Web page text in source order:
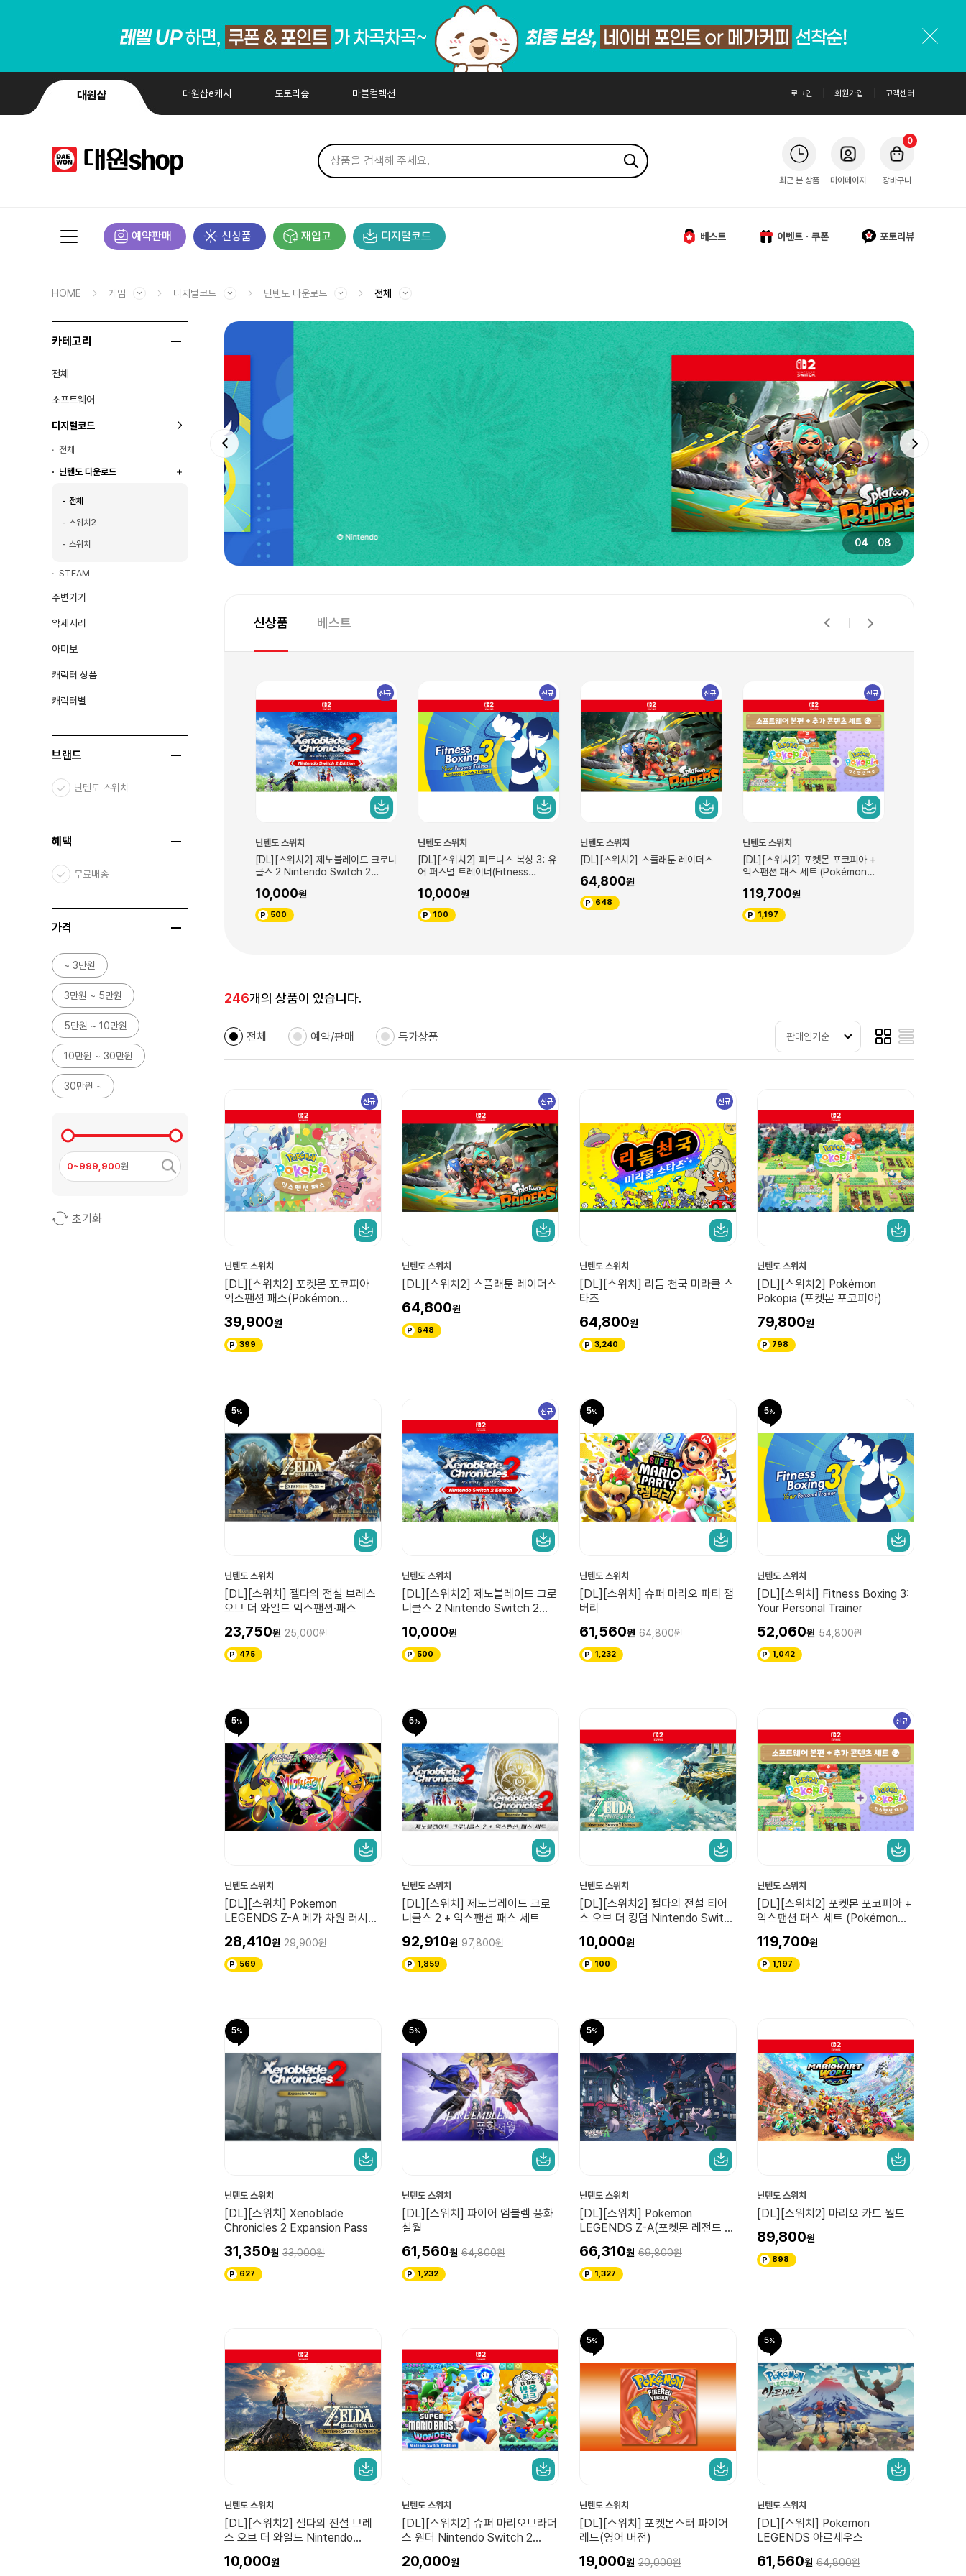
대원샵 대원샵e캐시 도토리숲 마블컬렉션 로그인 회원가입 고객센터
최근 본 상품 마이페이지 장바구니
0
예약판매 신상품 재입고 디지털코드 베스트 이벤트ㆍ쿠폰 포토리뷰
HOME 게임 디지털코드 닌텐도 다운로드 전체
카테고리
전체
소프트웨어
디지털코드
전체
닌텐도 다운로드
전체
스위치2
스위치
STEAM
주변기기
악세서리
아미보
캐릭터 상품
캐릭터별
브랜드
닌텐도 스위치
혜택
무료배송
가격
~ 3만원
3만원 ~ 5만원
5만원 ~ 10만원
10만원 ~ 30만원
30만원 ~
0~999,900원
초기화
Nintendo Switch 2
스플래툰 레이더스
「스플래툰」 시리즈 최초의
스핀오프 타이틀 등장!
04 08
신상품 베스트
가 차원 러시
LEGENDS Z-A Nintendo
닌텐도 스위치
[DL][스위치2] 제노블레이드 크로니
클스 2 Nintendo Switch 2
10,000
500
신규
닌텐도 스위치
[DL][스위치2] 피트니스 복싱 3: 유
어 퍼스널 트레이너(Fitness
Trainer) – Nintendo Switch 2
Edition 업그레이드 패스
10,000
100
신규
닌텐도 스위치
[DL][스위치2] 스플래툰 레이더스
64,800
648
신규
닌텐도 스위치
[DL][스위치2] 포켓몬 포코피아 +
익스팬션 패스 세트 (Pokémon
119,700
1,197
신규
246개의 상품이 있습니다.
전체 예약/판매 특가상품 판매인기순
닌텐도 스위치
[DL][스위치2] 포켓몬 포코피아
익스팬션 패스(Pokémon
39,900
399
신규
닌텐도 스위치
[DL][스위치2] 스플래툰 레이더스
64,800
648
신규
닌텐도 스위치
[DL][스위치] 리듬 천국 미라클 스
타즈
64,800
3,240
신규
닌텐도 스위치
[DL][스위치2] Pokémon
Pokopia (포켓몬 포코피아)
79,800
798
5
닌텐도 스위치
[DL][스위치] 젤다의 전설 브레스
오브 더 와일드 익스팬션·패스
23,750 25,000
475
닌텐도 스위치
[DL][스위치2] 제노블레이드 크로
니클스 2 Nintendo Switch 2
10,000
500
신규 5
닌텐도 스위치
[DL][스위치] 슈퍼 마리오 파티 잼
버리
61,560 64,800
1,232
5
닌텐도 스위치
[DL][스위치] Fitness Boxing 3:
Your Personal Trainer
52,060 54,800
1,042
5
닌텐도 스위치
[DL][스위치] Pokemon
LEGENDS Z-A 메가 차원 러시
시)
28,410 29,900
569
5
닌텐도 스위치
[DL][스위치] 제노블레이드 크로
니클스 2 + 익스팬션 패스 세트
92,910 97,800
1,859
닌텐도 스위치
[DL][스위치2] 젤다의 전설 티어
스 오브 더 킹덤 Nintendo Switch
10,000
100
닌텐도 스위치
[DL][스위치2] 포켓몬 포코피아 +
익스팬션 패스 세트 (Pokémon
119,700
1,197
신규
5
닌텐도 스위치
[DL][스위치] Xenoblade
Chronicles 2 Expansion Pass
31,350 33,000
627
5
닌텐도 스위치
[DL][스위치] 파이어 엠블렘 풍화
설월
61,560 64,800
1,232
5
닌텐도 스위치
[DL][스위치] Pokemon
LEGENDS Z-A(포켓몬 레전드 Z-
66,310 69,800
1,327
닌텐도 스위치
[DL][스위치2] 마리오 카트 월드
89,800
898
닌텐도 스위치
[DL][스위치2] 젤다의 전설 브레
스 오브 더 와일드 Nintendo
스
10,000
닌텐도 스위치
[DL][스위치2] 슈퍼 마리오브라더
스 원더 Nintendo Switch 2
레이드 패스
20,000
5
닌텐도 스위치
[DL][스위치] 포켓몬스터 파이어
레드(영어 버전)
19,000 20,000
5
닌텐도 스위치
[DL][스위치] Pokemon
LEGENDS 아르세우스
61,560 64,800